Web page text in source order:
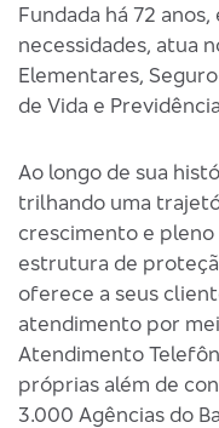
Fundada há 72
necessidades, atua
Elementares,
de Vida e
Ao longo de sua
trilhando uma
crescimento e pleno
estrutura de
oferece a seus
atendimento por
Atendimento
próprias além de
3.000 Agências do